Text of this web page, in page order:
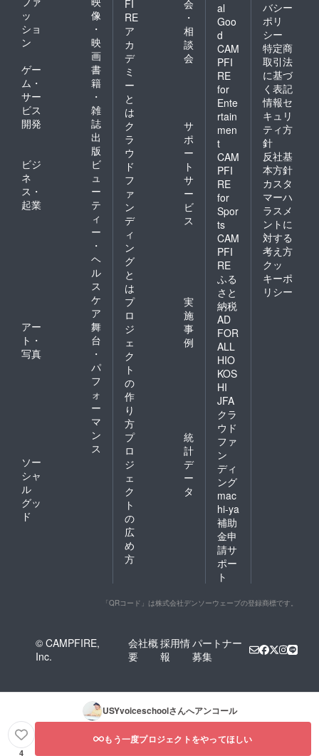
ッ
ショ
ン
像
・
映
画
ゲー
ム・
サー
ビス
開発
書
籍
・
雑
誌
出
版
ビジ
ネ
ス・
起業
ビ
ュ
ー
テ
ィ
ー
・
ヘ
ル
ス
ケ
ア
アー
ト・
写真
舞
台
・
パ
フ
ォ
ー
マ
ン
ス
ソー
シャ
ル
グッ
ド
FI
RE
ア
カ
デ
ミ
ー
と
は
会
・
相
談
会
ク
ラ
ウ
ド
フ
ァ
ン
デ
ィ
ン
グ
と
は
サ
ポ
ー
ト
サ
ー
ビ
ス
プ
ロ
ジ
ェ
ク
ト
の
作
り
方
実
施
事
例
プ
ロ
ジ
ェ
ク
ト
の
広
め
方
統
計
デ
ー
タ
al
Goo
d
CAM
PFI
RE
for
Ente
rtain
men
t
CAM
PFI
RE
for
Spor
ts
CAM
PFI
RE
ふる
さと
納税
AD
FOR
ALL
HIO
KOS
HI
JFA
クラ
ウド
ファ
ン
ディ
ング
mac
hi-ya
補助
金申
請サ
ポー
ト
バシー
ポリ
シー
特定商
取引法
に基づ
く表記
情報セ
キュリ
ティ方
針
反社基
本方針
カスタ
マーハ
ラスメ
ントに
対する
考え方
クッ
キーポ
リシー
「QRコード」は株式会社デンソーウェーブの登録商標です。
© CAMPFIRE,
Inc.
会社概
要
採用情
報
パートナー
募集
USYvoiceschoolさんへアンコール
4
もう一度プロジェクトをやってほしい